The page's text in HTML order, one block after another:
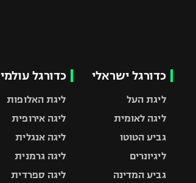
כדורגל ישראלי
ליגת העל
ליגה לאומית
גביע הטוטו
ליגיונרים
גביע המדינה
כדורגל עולמי
ליגת האלופות
ליגה אירופית
ליגה אנגלית
ליגה גרמנית
ליגה ספרדית